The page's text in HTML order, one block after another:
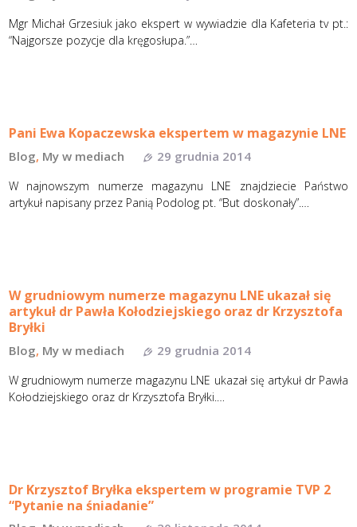
Mgr Michał Grzesiuk jako ekspert w wywiadzie dla Kafeteria tv pt.:
“Najgorsze pozycje dla kręgosłupa.”…
Pani Ewa Kopaczewska ekspertem w magazynie LNE
Blog, My w mediach 29 grudnia 2014
W najnowszym numerze magazynu LNE znajdziecie Państwo
artykuł napisany przez Panią Podolog pt. “But doskonały”.…
W grudniowym numerze magazynu LNE ukazał się
artykuł dr Pawła Kołodziejskiego oraz dr Krzysztofa
Bryłki
Blog, My w mediach 29 grudnia 2014
W grudniowym numerze magazynu LNE ukazał się artykuł dr Pawła
Kołodziejskiego oraz dr Krzysztofa Bryłki.…
Dr Krzysztof Bryłka ekspertem w programie TVP 2
“Pytanie na śniadanie”